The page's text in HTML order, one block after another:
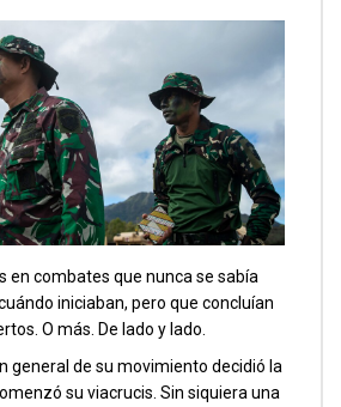
en combates que nunca se sabía
iniciaban, pero que concluían
O más. De lado y lado.
general de su movimiento decidió la
su viacrucis. Sin siquiera una